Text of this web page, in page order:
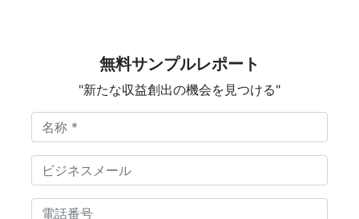
無料サンプルレポート
"新たな収益創出の機会を見つける"